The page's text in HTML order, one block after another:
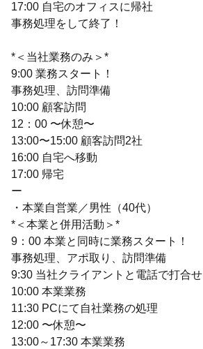
17:00 自宅のオフィスに帰社
事務処理をして終了！
*＜当社業務のみ＞*
9:00 業務スタート！
事務処理、訪問準備
10:00 顧客訪問
12：00 〜休憩〜
13:00〜15:00 顧客訪問2社
16:00 自宅へ移動
17:00 帰宅
ー
・本業自営業／男性（40代）
*＜本業と併用活動＞*
9：00 本業と同時に業務スタート！
事務処理、アポ取り、訪問準備
9:30 当社クライアントと電話で打合せ
10:00 本業業務
11:30 PCにて自社業務の処理
12:00 〜休憩〜
13:00～17:30 本業業務